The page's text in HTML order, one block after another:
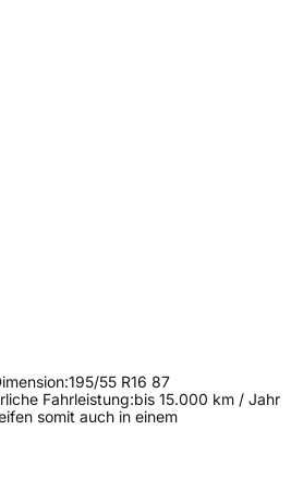
195/55 R16 87
Fahrleistung:bis 15.000 km / Jahr
somit auch in einem